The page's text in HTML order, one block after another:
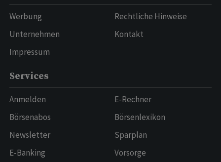
Werbung
Unternehmen
Impressum
Rechtliche Hinweise
Kontakt
Services
Anmelden
Börsenabos
Newsletter
E-Banking
E-Rechner
Börsenlexikon
Sparplan
Vorsorge